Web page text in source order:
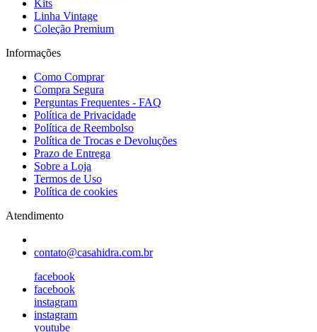
Kits
Linha Vintage
Coleção Premium
Informações
Como Comprar
Compra Segura
Perguntas Frequentes - FAQ
Política de Privacidade
Política de Reembolso
Política de Trocas e Devoluções
Prazo de Entrega
Sobre a Loja
Termos de Uso
Política de cookies
Atendimento
contato@casahidra.com.br
facebook
facebook
instagram
instagram
youtube